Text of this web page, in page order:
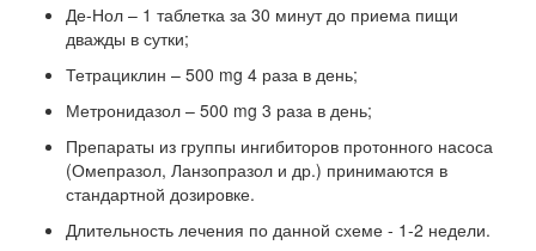
Де-Нол – 1 таблетка за 30 минут до приема пищи
дважды в сутки;
Тетрациклин – 500 mg 4 раза в день;
Метронидазол – 500 mg 3 раза в день;
Препараты из группы ингибиторов протонного насоса
(Омепразол, Ланзопразол и др.) принимаются в
стандартной дозировке.
Длительность лечения по данной схеме - 1-2 недели.